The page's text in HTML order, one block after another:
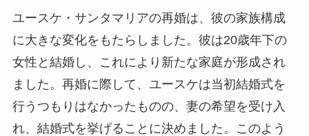
ユースケ・サンタマリアの再婚は、彼の家族構成
に大きな変化をもたらしました。彼は20歳年下の
女性と結婚し、これにより新たな家庭が形成され
ました。再婚に際して、ユースケは当初結婚式を
行うつもりはなかったものの、妻の希望を受け入
れ、結婚式を挙げることに決めました。このよう